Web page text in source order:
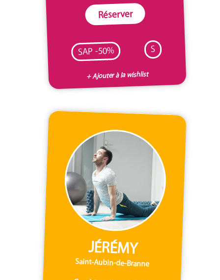
Réserver
SAP -50% S
+ Ajouter à la wishlist
JÉRÉMY
Saint-Aubin-de-Branne